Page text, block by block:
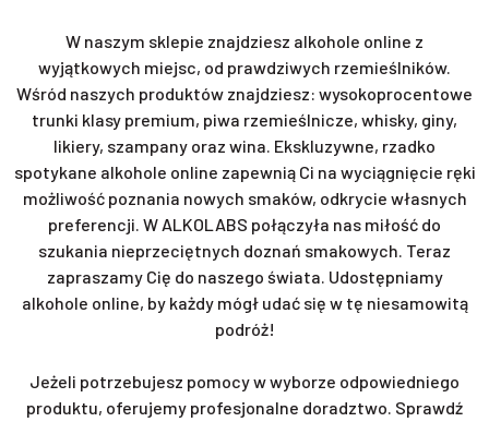
W naszym sklepie znajdziesz alkohole online z
wyjątkowych miejsc, od prawdziwych rzemieślników.
Wśród naszych produktów znajdziesz: wysokoprocentowe
trunki klasy premium, piwa rzemieślnicze, whisky, giny,
likiery, szampany oraz wina. Ekskluzywne, rzadko
spotykane alkohole online zapewnią Ci na wyciągnięcie ręki
możliwość poznania nowych smaków, odkrycie własnych
preferencji. W ALKOLABS połączyła nas miłość do
szukania nieprzeciętnych doznań smakowych. Teraz
zapraszamy Cię do naszego świata. Udostępniamy
alkohole online, by każdy mógł udać się w tę niesamowitą
podróż!
Jeżeli potrzebujesz pomocy w wyborze odpowiedniego
produktu, oferujemy profesjonalne doradztwo. Sprawdź